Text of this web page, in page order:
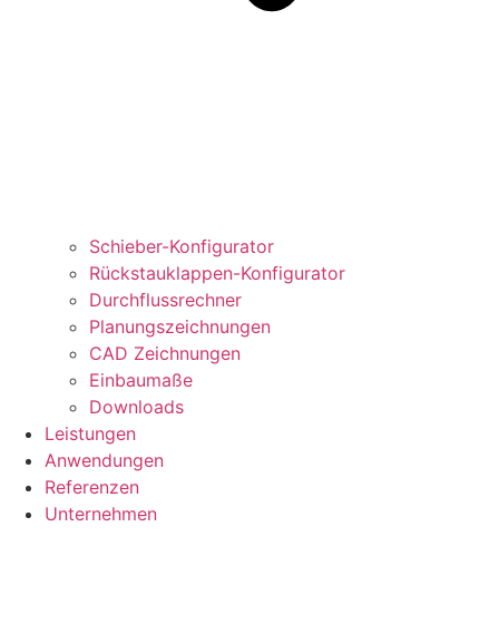
Schieber-Konfigurator
Rückstauklappen-Konfigurator
Durchflussrechner
Planungszeichnungen
CAD Zeichnungen
Einbaumaße
Downloads
Leistungen
Anwendungen
Referenzen
Unternehmen